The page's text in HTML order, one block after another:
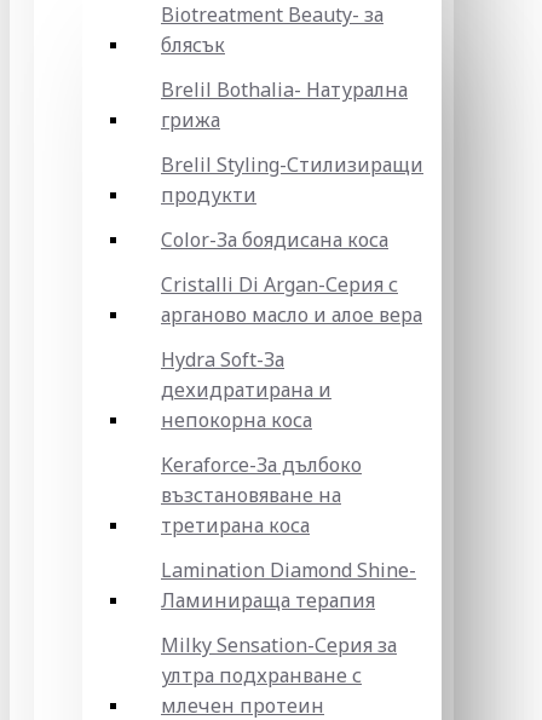
Biotreatment Beauty- за
блясък
Brelil Bothalia- Натурална
грижа
Brelil Styling-Стилизиращи
продукти
Color-За боядисана коса
Cristalli Di Argan-Серия с
арганово масло и алое вера
Hydra Soft-За
дехидратирана и
непокорна коса
Keraforce-За дълбоко
възстановяване на
третирана коса
Lamination Diamond Shine-
Ламинираща терапия
Milky Sensation-Серия за
ултра подхранване с
млечен протеин